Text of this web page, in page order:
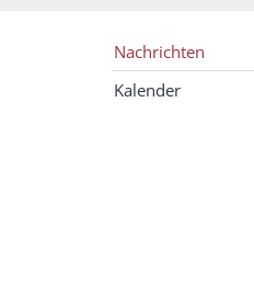
Nachrichten
Kalender